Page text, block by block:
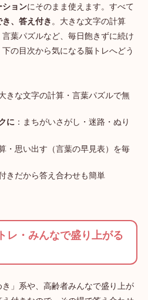
ションにそのまま使えます。すべて
、答え付き 。大きな文字の計算
葉パズルなど、毎日飽きずに続け
の目次から気になる脳トレへどう
大きな文字の計算・言葉パズルで無
に ：まちがいさがし・迷路・ぬり
・思い出す（言葉の早見表）を毎
きだから答え合わせも簡単
レ・みんなで盛り上がる
」系や、高齢者みんなで盛り上が